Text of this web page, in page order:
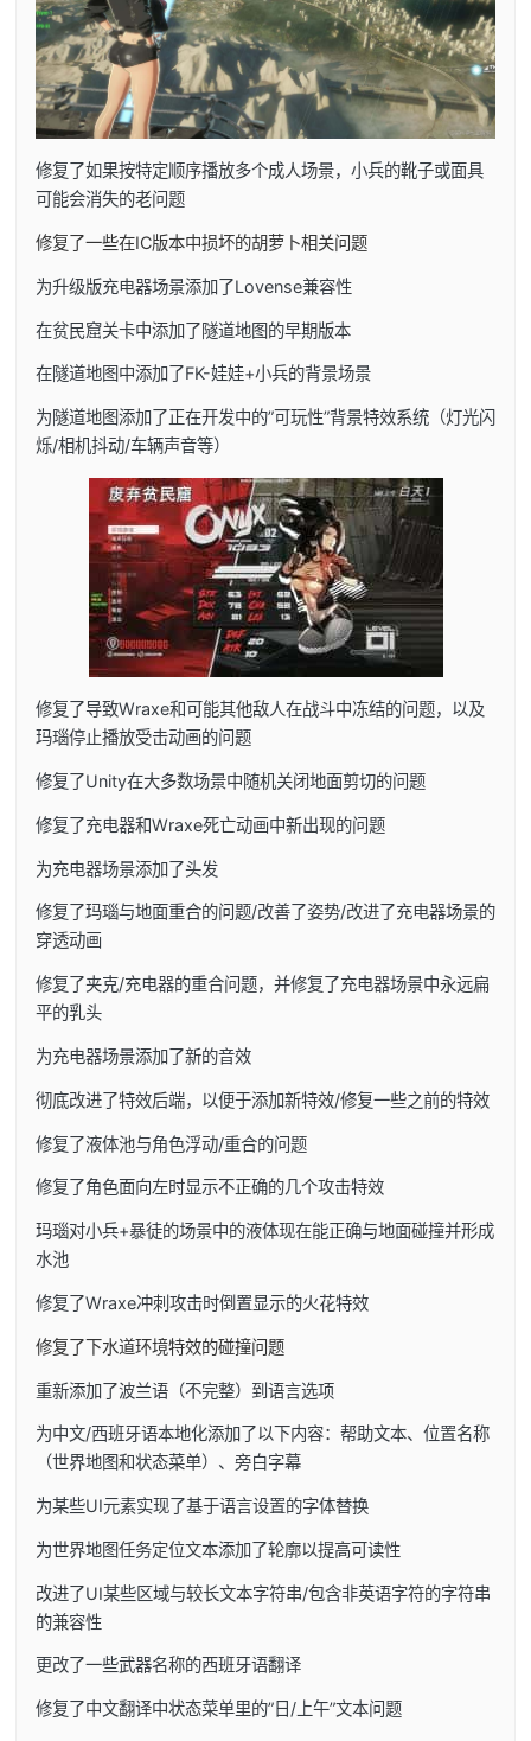
修复了如果按特定顺序播放多个成人场景，小兵的靴子或面具
可能会消失的老问题
修复了一些在IC版本中损坏的胡萝卜相关问题
为升级版充电器场景添加了Lovense兼容性
在贫民窟关卡中添加了隧道地图的早期版本
在隧道地图中添加了FK-娃娃+小兵的背景场景
为隧道地图添加了正在开发中的”可玩性”背景特效系统（灯光闪
烁/相机抖动/车辆声音等）
修复了导致Wraxe和可能其他敌人在战斗中冻结的问题，以及
玛瑙停止播放受击动画的问题
修复了Unity在大多数场景中随机关闭地面剪切的问题
修复了充电器和Wraxe死亡动画中新出现的问题
为充电器场景添加了头发
修复了玛瑙与地面重合的问题/改善了姿势/改进了充电器场景的
穿透动画
修复了夹克/充电器的重合问题，并修复了充电器场景中永远扁
平的乳头
为充电器场景添加了新的音效
彻底改进了特效后端，以便于添加新特效/修复一些之前的特效
修复了液体池与角色浮动/重合的问题
修复了角色面向左时显示不正确的几个攻击特效
玛瑙对小兵+暴徒的场景中的液体现在能正确与地面碰撞并形成
水池
修复了Wraxe冲刺攻击时倒置显示的火花特效
修复了下水道环境特效的碰撞问题
重新添加了波兰语（不完整）到语言选项
为中文/西班牙语本地化添加了以下内容：帮助文本、位置名称
（世界地图和状态菜单）、旁白字幕
为某些UI元素实现了基于语言设置的字体替换
为世界地图任务定位文本添加了轮廓以提高可读性
改进了UI某些区域与较长文本字符串/包含非英语字符的字符串
的兼容性
更改了一些武器名称的西班牙语翻译
修复了中文翻译中状态菜单里的”日/上午”文本问题